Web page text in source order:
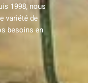
1998, nous
variété de
besoins en